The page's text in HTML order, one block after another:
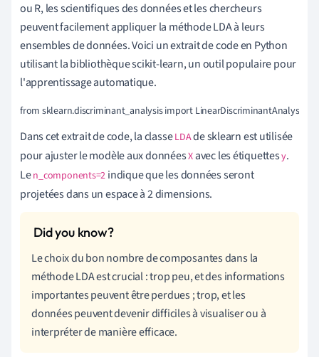
ou R, les scientifiques des données et les chercheurs
peuvent facilement appliquer la méthode LDA à leurs
ensembles de données. Voici un extrait de code en Python
utilisant la bibliothèque scikit-learn, un outil populaire pour
l'apprentissage automatique.
from sklearn.discriminant_analysis import LinearDiscriminantAnalysis
Dans cet extrait de code, la classeLDAde sklearn est utilisée
pour ajuster le modèle aux donnéesX avec les étiquettesy.
Len_components=2 indique que les données seront
projetées dans un espace à 2 dimensions.
Le choix du bon nombre de composantes dans la
méthode LDA est crucial : trop peu, et des informations
importantes peuvent être perdues ; trop, et les
données peuvent devenir difficiles à visualiser ou à
interpréter de manière efficace.